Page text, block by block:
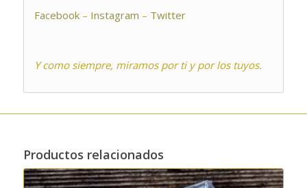
Facebook– Instagram – Twitter
Y como siempre, miramos por ti y por los tuyos.
Productos relacionados